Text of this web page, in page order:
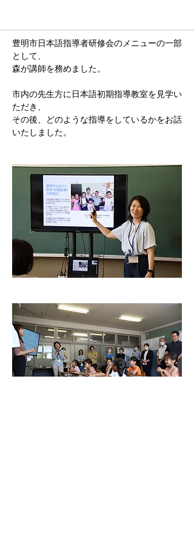
豊明市日本語指導者研修会のメニューの一部
として、
森が講師を務めました。
市内の先生方に日本語初期指導教室を見学い
ただき、
その後、どのような指導をしているかをお話
いたしました。